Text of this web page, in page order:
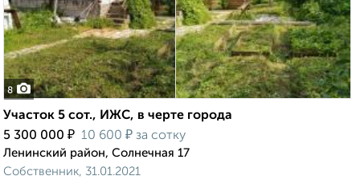
8
Участок 5 сот., ИЖС, в черте города
5 300 000 ₽ 10 600 ₽ за сотку
Ленинский район, Солнечная 17
Собственник, 31.01.2021